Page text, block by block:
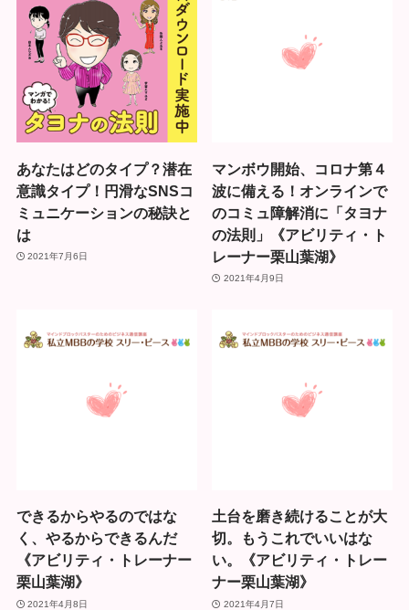
あなたはどのタイプ？潜在
意識タイプ！円滑なSNSコ
ミュニケーションの秘訣と
は
2021年7月6日
マンボウ開始、コロナ第４
波に備える！オンラインで
のコミュ障解消に「タヨナ
の法則」《アビリティ・ト
レーナー栗山葉湖》
2021年4月9日
できるからやるのではな
く、やるからできるんだ
《アビリティ・トレーナー
栗山葉湖》
2021年4月8日
土台を磨き続けることが大
切。もうこれでいいはな
い。《アビリティ・トレー
ナー栗山葉湖》
2021年4月7日